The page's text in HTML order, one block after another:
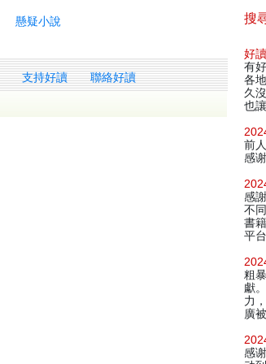
懸疑小說
支持好讀 聯絡好讀
搜
好
有
各
久
也
前
感
感
不
書
平台
粗
獻
力
廣
感